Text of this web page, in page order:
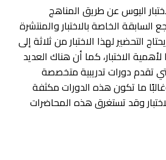
اليوس عن طريق المناهج
السابقة الخاصة بالاختبار والمنتشرة
التحضير لهذا الاختبار من ثلاثة إلى
الاختبار، كما أن هناك العديد
تقدم دورات تدريبية متخصصة
ما تكون هذه الدورات مكثفة
وقد تستغرق هذه المحاضرات